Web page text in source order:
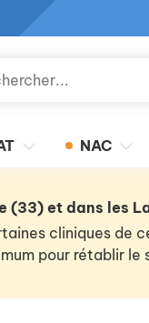
NAC
(33) et dans les
cliniques de
pour rétablir